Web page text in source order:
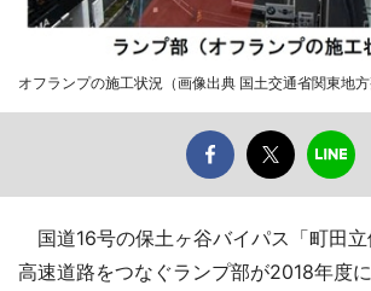
オフランプの施工状況（画像出典 国土交通省関東地方
国道16号の保土ヶ谷バイパス「町田
高速道路をつなぐランプ部が2018年度